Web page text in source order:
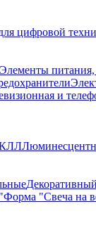
цифровой
Элементы питания,
и
КЛЛ
Форма "Свеча на